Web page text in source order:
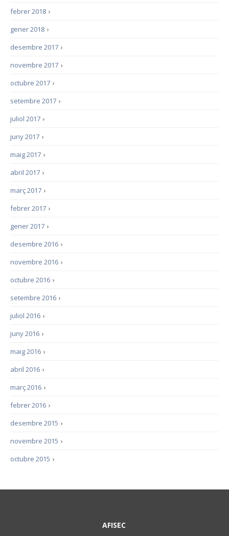
›
febrer 2018
›
gener 2018
›
desembre 2017
›
novembre 2017
›
octubre 2017
›
setembre 2017
›
juliol 2017
›
juny 2017
›
maig 2017
›
abril 2017
›
març 2017
›
febrer 2017
›
gener 2017
›
desembre 2016
›
novembre 2016
›
octubre 2016
›
setembre 2016
›
juliol 2016
›
juny 2016
›
maig 2016
›
abril 2016
›
març 2016
›
febrer 2016
›
desembre 2015
›
novembre 2015
›
octubre 2015
AFISEC